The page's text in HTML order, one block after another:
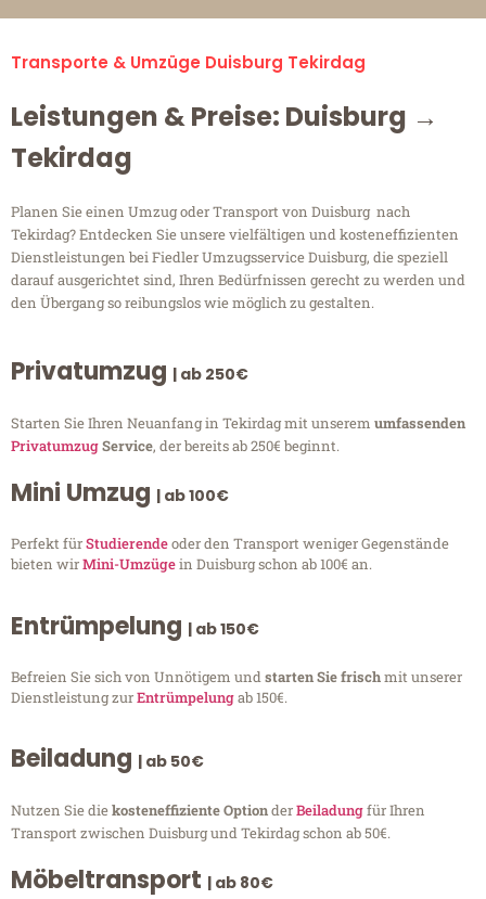
Transporte & Umzüge Duisburg Tekirdag
Leistungen & Preise: Duisburg →
Tekirdag
Planen Sie einen Umzug oder Transport von Duisburg nach
Tekirdag? Entdecken Sie unsere vielfältigen und kosteneffizienten
Dienstleistungen bei Fiedler Umzugsservice Duisburg, die speziell
darauf ausgerichtet sind, Ihren Bedürfnissen gerecht zu werden und
den Übergang so reibungslos wie möglich zu gestalten.
Privatumzug | ab 250€
Starten Sie Ihren Neuanfang in Tekirdag mit unserem umfassenden
PrivatumzugService, der bereits ab 250€ beginnt.
Mini Umzug | ab 100€
Perfekt fürStudierendeoder den Transport weniger Gegenstände
bieten wirMini-Umzügein Duisburg schon ab 100€ an.
Entrümpelung | ab 150€
Befreien Sie sich von Unnötigem undstarten Sie frischmit unserer
Dienstleistung zurEntrümpelungab 150€.
Beiladung | ab 50€
Nutzen Sie diekosteneffiziente OptionderBeiladungfür Ihren
Transport zwischen Duisburg und Tekirdag schon ab 50€.
Möbeltransport | ab 80€